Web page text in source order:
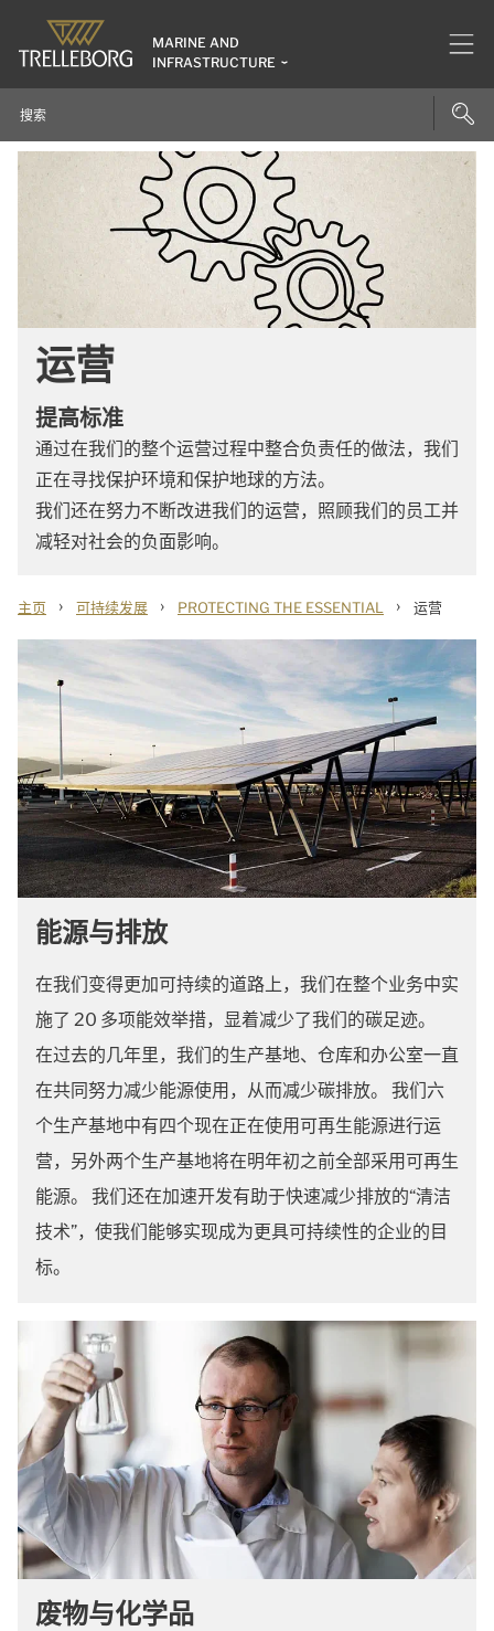
MARINE AND
INFRASTRUCTURE
运营
提高标准
通过在我们的整个运营过程中整合负责任的做法，我们
正在寻找保护环境和保护地球的方法。
我们还在努力不断改进我们的运营，照顾我们的员工并
减轻对社会的负面影响。
主页 › 可持续发展 › PROTECTING THE ESSENTIAL › 运营
能源与排放
在我们变得更加可持续的道路上，我们在整个业务中实
施了 20 多项能效举措，显着减少了我们的碳足迹。
在过去的几年里，我们的生产基地、仓库和办公室一直
在共同努力减少能源使用，从而减少碳排放。 我们六
个生产基地中有四个现在正在使用可再生能源进行运
营，另外两个生产基地将在明年初之前全部采用可再生
能源。 我们还在加速开发有助于快速减少排放的“清洁
技术”，使我们能够实现成为更具可持续性的企业的目
标。
废物与化学品